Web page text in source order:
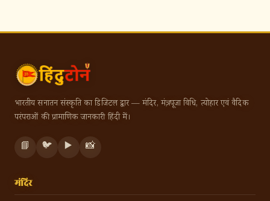
भारतीय सनातन संस्कृति का डिजिटल द्वार — मंदिर, मंत्र, पूजा विधि, त्योहार एवं वैदिक
परंपराओं की प्रामाणिक जानकारी हिंदी में।
📘 🐦 ▶️ 📸
मंदिर